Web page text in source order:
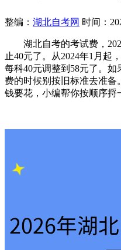
整编： 湖北自考网 时间：
湖北自考的考试费，
止40元了。从2024年1月起
每科40元调整到58元了。
费的时候别按旧标准去准
钱要花，小编帮你按顺序捋